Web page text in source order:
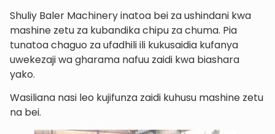
Shuliy Baler Machinery inatoa bei za ushindani kwa
mashine zetu za kubandika chipu za chuma. Pia
tunatoa chaguo za ufadhili ili kukusaidia kufanya
uwekezaji wa gharama nafuu zaidi kwa biashara
yako.
Wasiliana nasi leo kujifunza zaidi kuhusu mashine zetu
na bei.